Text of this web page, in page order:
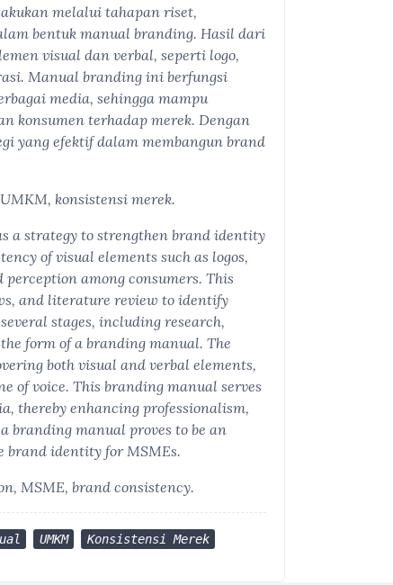
melalui tahapan riset,
bentuk manual branding. Hasil dari
visual dan verbal, seperti logo,
Manual branding ini berfungsi
media, sehingga mampu
konsumen terhadap merek. Dengan
yang efektif dalam membangun brand
konsistensi merek.
a strategy to strengthen brand identity
of visual elements such as logos,
among consumers. This
and literature review to identify
stages, including research,
form of a branding manual. The
both visual and verbal elements,
of voice. This branding manual serves
thereby enhancing professionalism,
branding manual proves to be an
brand identity for MSMEs.
MSME, brand consistency.
UMKM Konsistensi Merek